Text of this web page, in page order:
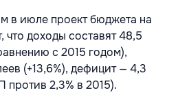
в июле проект бюджета на
что доходы составят 48,5
с 2015 годом),
(+13,6%), дефицит — 4,3
против 2,3% в 2015).